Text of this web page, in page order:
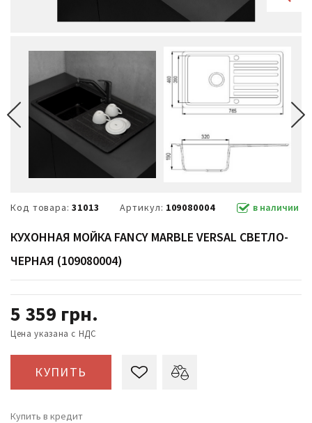
Код товара: 31013 Артикул: 109080004 в наличии
КУХОННАЯ МОЙКА FANCY MARBLE VERSAL СВЕТЛО-
ЧЕРНАЯ (109080004)
5 359 грн.
Цена указана с НДС
КУПИТЬ
Купить в кредит